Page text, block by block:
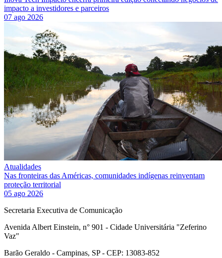
impacto a investidores e parceiros
07 ago 2026
Atualidades
Nas fronteiras das Américas, comunidades indígenas reinventam
proteção territorial
05 ago 2026
Secretaria Executiva de Comunicação
Avenida Albert Einstein, n° 901 - Cidade Universitária "Zeferino
Vaz"
Barão Geraldo - Campinas, SP - CEP: 13083-852